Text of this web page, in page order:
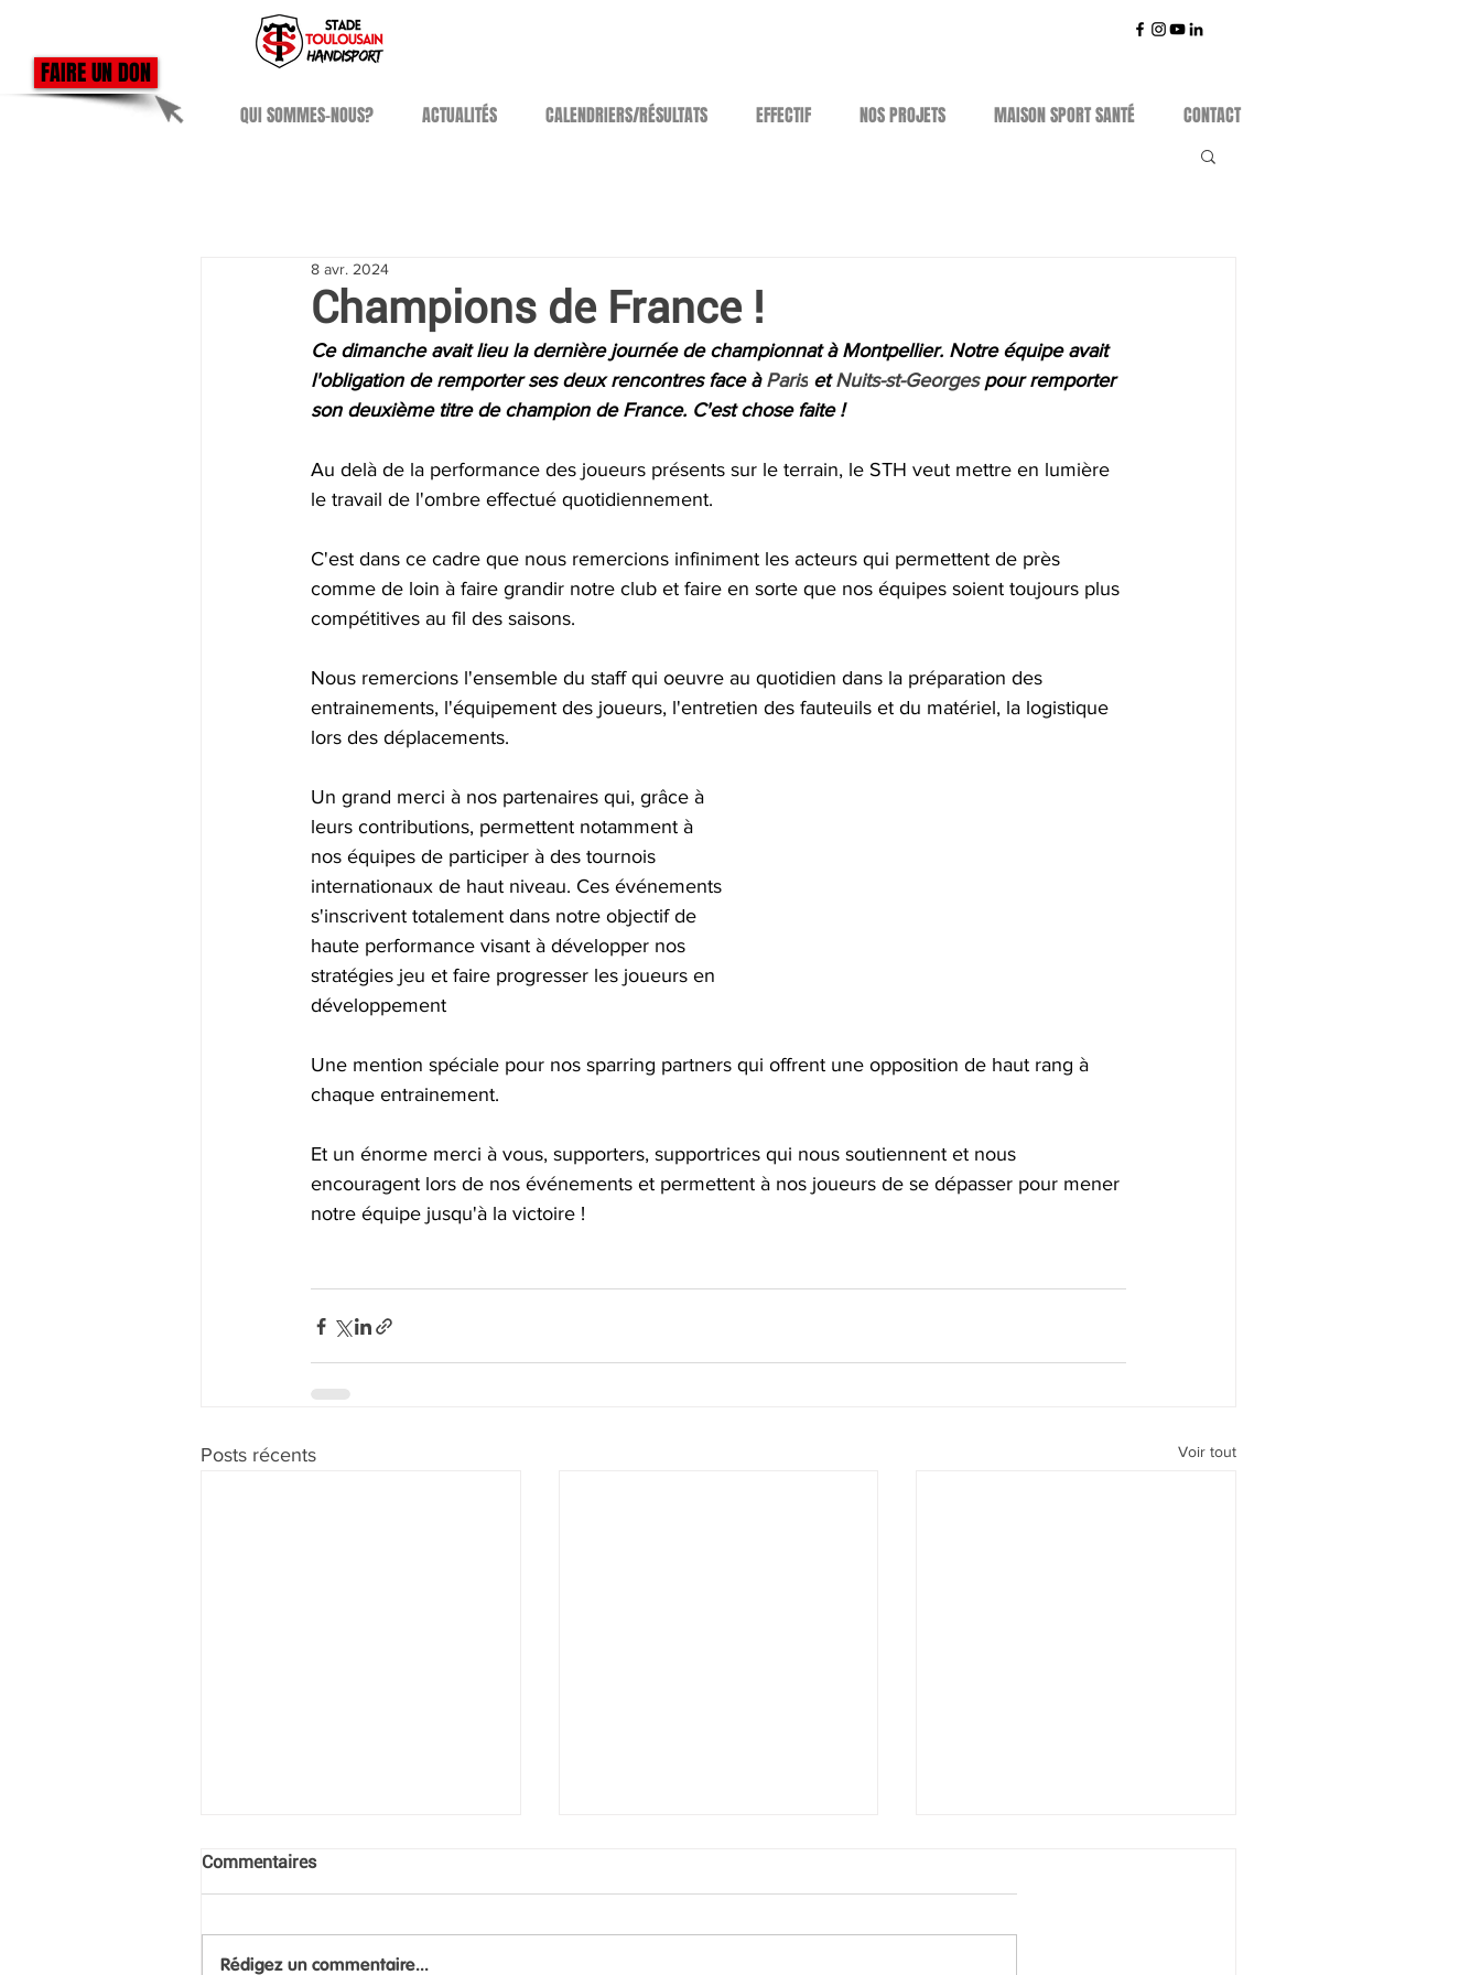
FAIRE UN DON
QUI SOMMES-NOUS? ACTUALITÉS CALENDRIERS/RÉSULTATS EFFECTIF NOS PROJETS MAISON SPORT SANTÉ CONTACT
Champions de France !
8 avr. 2024
Ce dimanche avait lieu la dernière journée de championnat à Montpellier. Notre équipe avait
l'obligation de remporter ses deux rencontres face à Paris et Nuits-st-Georges pour remporter
son deuxième titre de champion de France. C'est chose faite !
Au delà de la performance des joueurs présents sur le terrain, le STH veut mettre en lumière
le travail de l'ombre effectué quotidiennement.
C'est dans ce cadre que nous remercions infiniment les acteurs qui permettent de près
comme de loin à faire grandir notre club et faire en sorte que nos équipes soient toujours plus
compétitives au fil des saisons.
Nous remercions l'ensemble du staff qui oeuvre au quotidien dans la préparation des
entrainements, l'équipement des joueurs, l'entretien des fauteuils et du matériel, la logistique
lors des déplacements.
Un grand merci à nos partenaires qui, grâce à
leurs contributions, permettent notamment à
nos équipes de participer à des tournois
internationaux de haut niveau. Ces événements
s'inscrivent totalement dans notre objectif de
haute performance visant à développer nos
stratégies jeu et faire progresser les joueurs en
développement
Une mention spéciale pour nos sparring partners qui offrent une opposition de haut rang à
chaque entrainement.
Et un énorme merci à vous, supporters, supportrices qui nous soutiennent et nous
encouragent lors de nos événements et permettent à nos joueurs de se dépasser pour mener
notre équipe jusqu'à la victoire !
Posts récents Voir tout
Commentaires
Rédigez un commentaire...